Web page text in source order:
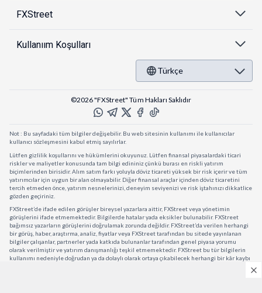
FXStreet
Kullanıım Koşulları
Türkçe
©2026 "FXStreet" Tüm Hakları Saklıdır
Not : Bu sayfadaki tüm bilgiler değişebilir. Bu web sitesinin kullanımı ile kullanıcılar
kullanıcı sözleşmesini kabul etmiş sayılırlar.
Lütfen gizlilik koşullarını ve hükümlerini okuyunuz. Lütfen finansal piyasalardaki ticari
riskler ve maliyetler konusunda tam bilgi edininiz çünkü burası en riskli yatırım
biçimlerinden birisidir. Alım satım farkı yoluyla döviz ticareti yüksek bir risk içerir ve tüm
yatırımcılar için uygun bir alan olmayabilir. Diğer finansal araçlar içinden döviz ticaretini
tercih etmeden önce, yatırım nesnelerinizi, deneyim seviyenizi ve risk iştahınızı dikkatlice
gözden geçiriniz.
FXStreet’de ifade edilen görüşler bireysel yazarlara aittir, FXStreet veya yönetimin
görüşlerini ifade etmemektedir. Bilgilerde hatalar yada eksikler bulunabilir. FXStreet
bağımsız yazarların görüşlerini doğrulamak zorunda değildir. FXStreet’da verilen herhangi
bir görüş, haber, araştırma, analiz, fiyatlar veya FXStreet tarafından bu sitede yayınlanan
bilgiler çalışanlar, partnerler yada katkıda bulunanlar tarafından genel piyasa yorumu
olarak verilmiştir ve yatırım danışmanlığı teşkil etmemektedir. FXStreet bu tür bilgilerin
kullanımı nedeniyle doğrudan ya da dolaylı olarak ortaya çıkabilecek herhangi bir kâr kaybı